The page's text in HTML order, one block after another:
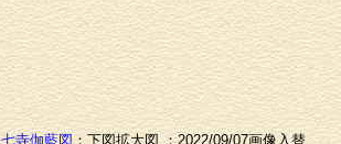
七寺伽藍図：下図拡大図 ：2022/09/07画像入替